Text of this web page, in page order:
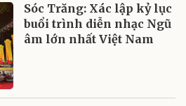
Sóc Trăng: Xác lập kỷ lục
buổi trình diễn nhạc Ngũ
âm lớn nhất Việt Nam